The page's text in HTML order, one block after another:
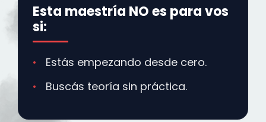
Esta maestría NO es para vos
si:
Estás empezando desde cero.
Buscás teoría sin práctica.